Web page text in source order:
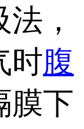
，
时腹
膜下